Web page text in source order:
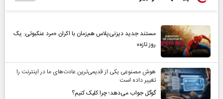
مستند جدید دیزنی‌پلاس هم‌زمان با اکران «مرد عنکبوتی: یک
روز تازه»
هوش مصنوعی یکی از قدیمی‌ترین عادت‌های ما در اینترنت را
تغییر داده است
گوگل جواب می‌دهد؛ چرا کلیک کنیم؟